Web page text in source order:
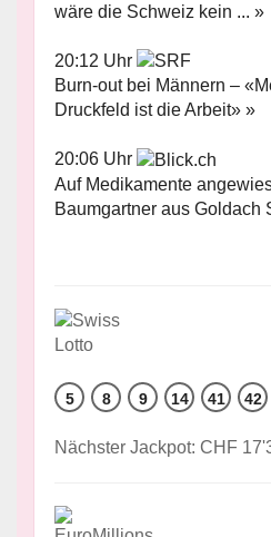
wäre die Schweiz kein ... »
20:12 Uhr
Burn-out bei Männern –
Druckfeld ist die Arbeit» »
20:06 Uhr
Auf Medikamente
Baumgartner aus Goldach
5 8 9 14 41 42
Nächster Jackpot: CHF